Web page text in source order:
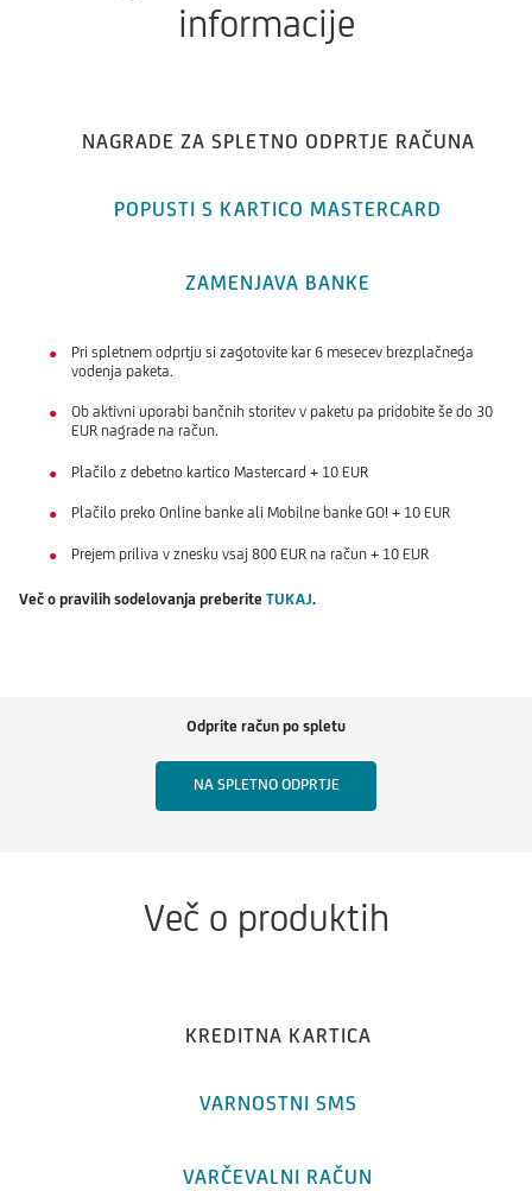
informacije
NAGRADE ZA SPLETNO ODPRTJE RAČUNA
POPUSTI S KARTICO MASTERCARD
ZAMENJAVA BANKE
Pri spletnem odprtju si zagotovite kar 6 mesecev brezplačnega
vodenja paketa.
Ob aktivni uporabi bančnih storitev v paketu pa pridobite še do 30
EUR nagrade na račun.
Plačilo z debetno kartico Mastercard + 10 EUR
Plačilo preko Online banke ali Mobilne banke GO! + 10 EUR
Prejem priliva v znesku vsaj 800 EUR na račun + 10 EUR
Več o pravilih sodelovanja preberite TUKAJ.
Odprite račun po spletu
NA SPLETNO ODPRTJE
Več o produktih
KREDITNA KARTICA
VARNOSTNI SMS
VARČEVALNI RAČUN